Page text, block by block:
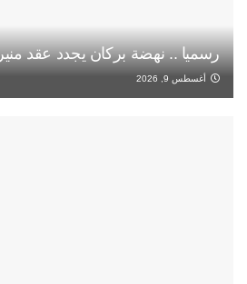
رسميا .. نهضة بركان يجدد عقد
أغسطس 9, 2026